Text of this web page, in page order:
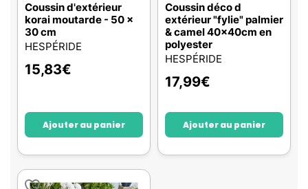
Coussin d'extérieur
korai moutarde - 50 x
30 cm
HESPÉRIDE
15,83€
Ajouter au panier
Coussin déco d
extérieur "fylie" palmier
& camel 40x40cm en
polyester
HESPÉRIDE
17,99€
Ajouter au panier